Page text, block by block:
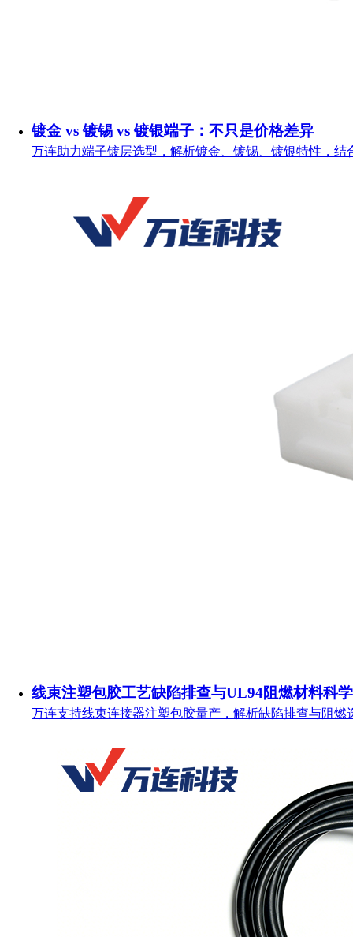
镀金 vs 镀锡 vs 镀银端子：不只是价格差异
万连助力端子镀层选型，解析镀金、镀锡、镀银特性，结
线束注塑包胶工艺缺陷排查与UL94阻燃材料科
万连支持线束连接器注塑包胶量产，解析缺陷排查与阻燃